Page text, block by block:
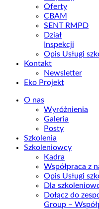
Oferty
CBAM
SENT RMPD
Dział
Inspekcji
Opis Usługi
Kontakt
Newsletter
Eko Projekt
O nas
Wyróżnienia
Galeria
Posty
Szkolenia
Szkoleniowcy
Kadra
Współpraca z
Opis Usługi
Dla
Dołącz do
Group –